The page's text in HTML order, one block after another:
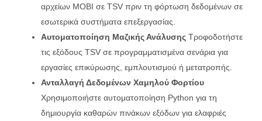
αρχείων MOBI σε TSV πριν τη φόρτωση δεδομένων σε
εσωτερικά συστήματα επεξεργασίας.
Αυτοματοποίηση Μαζικής Ανάλυσης Τροφοδοτήστε
τις εξόδους TSV σε προγραμματισμένα σενάρια για
εργασίες επικύρωσης, εμπλουτισμού ή μετατροπής.
Ανταλλαγή Δεδομένων Χαμηλού Φορτίου
Χρησιμοποιήστε αυτοματοποίηση Python για τη
δημιουργία καθαρών πινάκων εξόδων για ελαφριές